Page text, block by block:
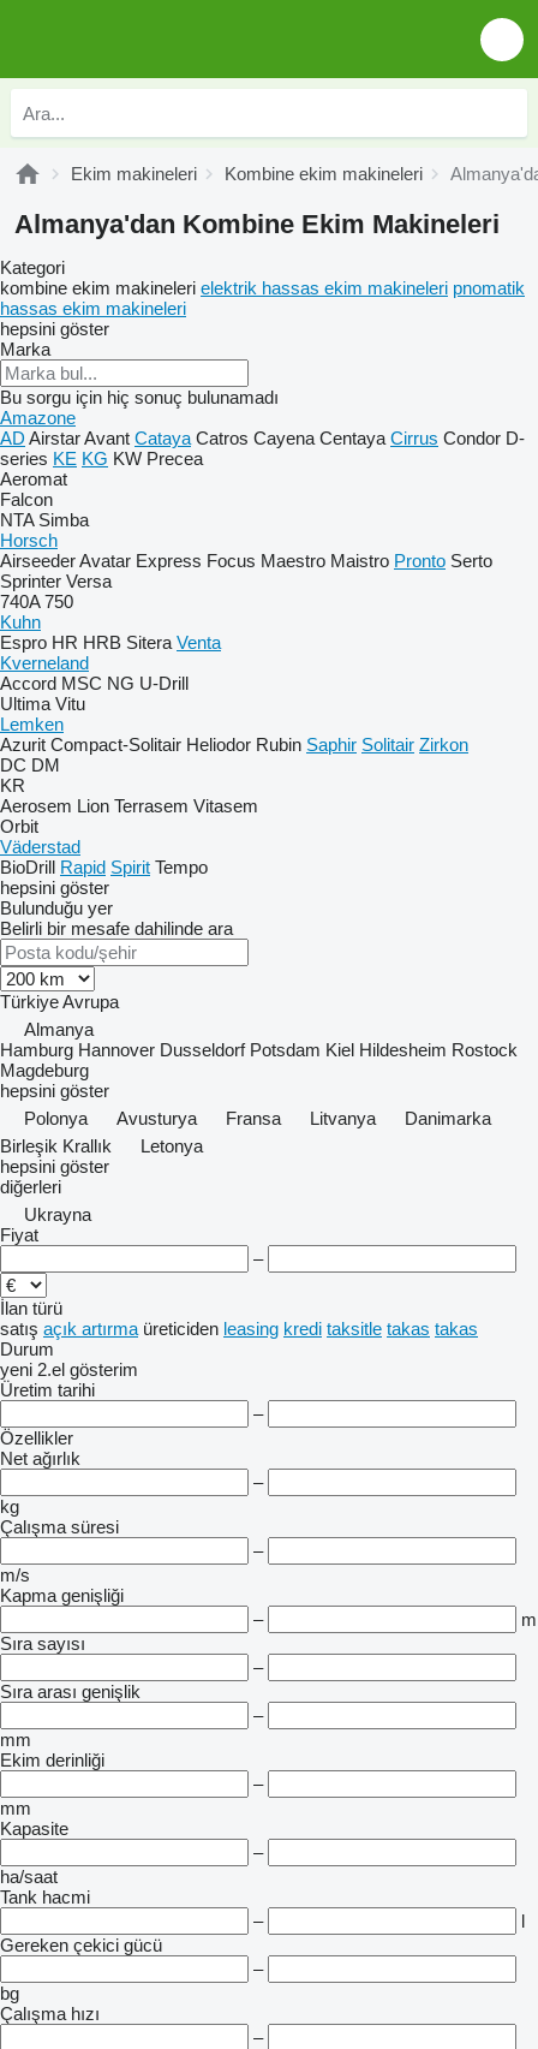
Ekim makineleri Kombine ekim makineleri
Almanya'dan Kombine Ekim Makineleri
Kategori
kombine ekim makineleri elektrik hassas ekim makineleri pnomatik
hassas ekim makineleri
hepsini göster
Marka
Bu sorgu için hiç sonuç bulunamadı
Amazone
AD AirstarAvant Cataya Catros Cayena Centaya Cirrus Condor D-
series KE KG KW Precea
Aeromat
Falcon
NTA Simba
Horsch
AirseederAvatar Express Focus Maestro Maistro Pronto Serto
Sprinter Versa
740A 750
Kuhn
Espro HR HRB Sitera Venta
Kverneland
Accord MSC NG U-Drill
Ultima Vitu
Lemken
Azurit Compact-Solitair Heliodor Rubin Saphir Solitair Zirkon
DC DM
KR
Aerosem Lion Terrasem Vitasem
Orbit
Väderstad
BioDrill Rapid Spirit Tempo
hepsini göster
Bulunduğu yer
Belirli bir mesafe dahilinde ara
TürkiyeAvrupa
Almanya
Hamburg Hannover Dusseldorf Potsdam Kiel Hildesheim Rostock
Magdeburg
hepsini göster
Polonya
Avusturya Fransa Litvanya
Danimarka
Birleşik Krallık
Letonya
hepsini göster
diğerleri
Ukrayna
Fiyat
–
İlan türü
satış açık artırma üreticiden leasing kredi taksitle takas takas
Durum
yeni 2.el gösterim
Üretim tarihi
–
Özellikler
Net ağırlık
–
kg
Çalışma süresi
–
m/s
Kapma genişliği
–
m
Sıra sayısı
–
Sıra arası genişlik
–
mm
Ekim derinliği
–
mm
Kapasite
–
ha/saat
Tank hacmi
–
l
Gereken çekici gücü
–
bg
Çalışma hızı
–